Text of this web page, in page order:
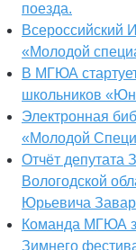
поезда.
Всероссийский
«Молодой
В МГЮА
школьников
Электронная
«Молодой
Отчёт депутата
Вологодской
Юрьевича
Команда МГЮА
Зимнего